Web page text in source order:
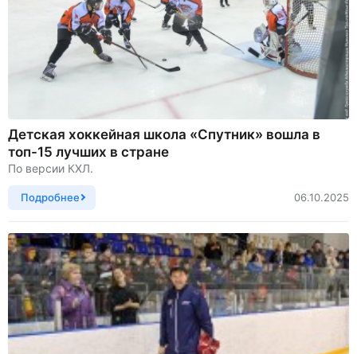
Детская хоккейная школа «Спутник» вошла в
топ-15 лучших в стране
По версии КХЛ.
Подробнее 06.10.2025